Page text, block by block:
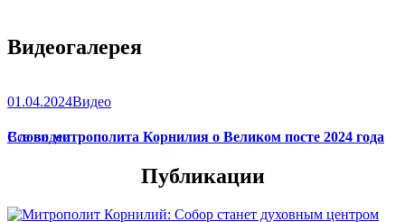
Видеогалерея
01.04.2024Видео
Слово митрополита Корнилия о Великом посте 2024 года
Все видео
Публикации